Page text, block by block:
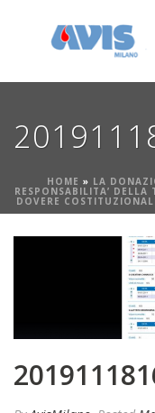
HOME » LA
RESPONSABILITA’
DOVERE